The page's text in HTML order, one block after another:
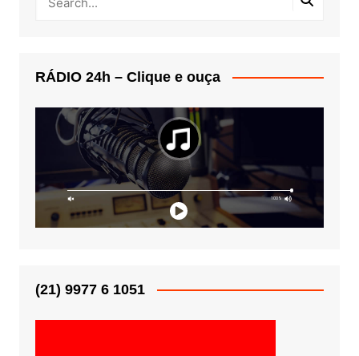
RÁDIO 24h – Clique e ouça
(21) 9977 6 1051